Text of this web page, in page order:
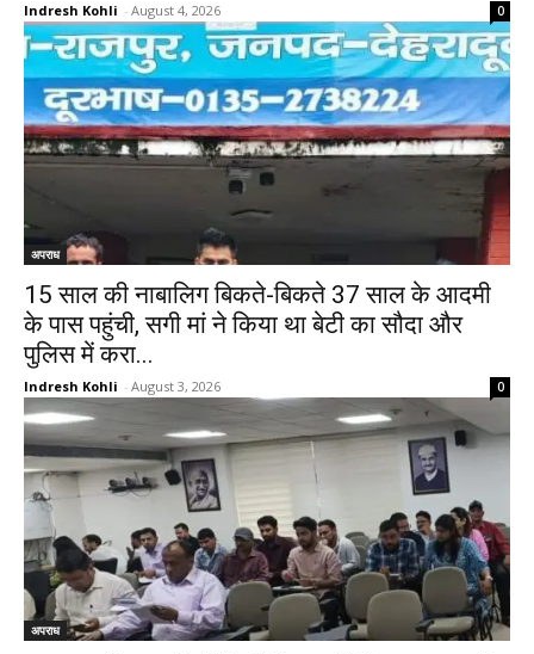
Indresh Kohli - August 4, 2026 0
अपराध
15 साल की नाबालिग बिकते-बिकते 37 साल के आदमी
के पास पहुंची, सगी मां ने किया था बेटी का सौदा और
पुलिस में करा...
Indresh Kohli - August 3, 2026 0
अपराध